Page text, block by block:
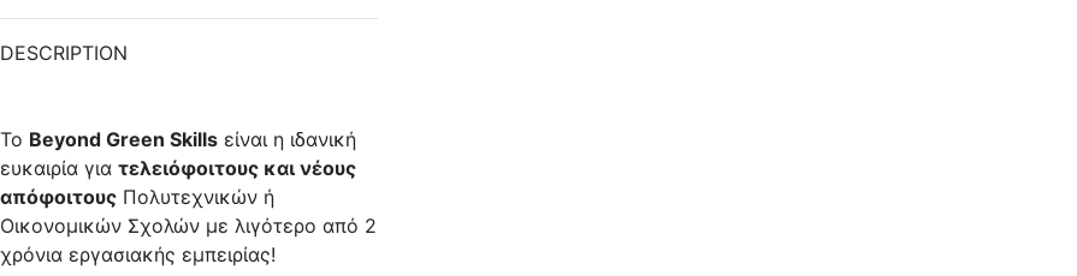
DESCRIPTION
Το Beyond Green Skills είναι η ιδανική
ευκαιρία για τελειόφοιτους και νέους
απόφοιτους Πολυτεχνικών ή
Οικονομικών Σχολών με λιγότερο από 2
χρόνια εργασιακής εμπειρίας!